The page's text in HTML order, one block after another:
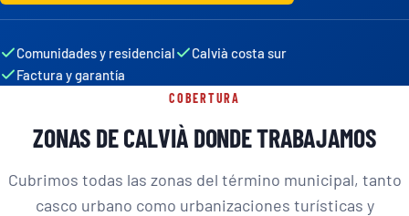
Comunidades y residencial
Calvià costa sur
Factura y garantía
COBERTURA
ZONAS DE CALVIÀ DONDE TRABAJAMOS
Cubrimos todas las zonas del término municipal, tanto
casco urbano como urbanizaciones turísticas y